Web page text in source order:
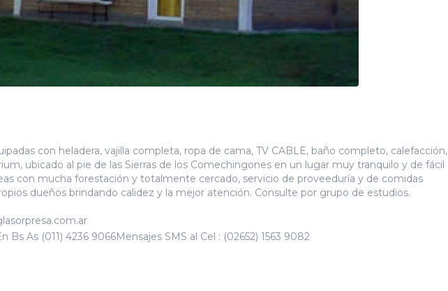
con heladera, vajilla completa, ropa de cama, TV CABLE, baño completo, calefacción,
ubicado al pie de las Sierras de los Comechingones en un lugar muy tranquilo y de fácil
con mucha forestación y totalmente cercado, servicio de proveeduría y de comidas
dueños brindando calidez y la mejor atención. Consulte por grupo de estudios.
Bs As (011) 4236 9066Mensajes SMS al Cel : (02652) 1563 9082